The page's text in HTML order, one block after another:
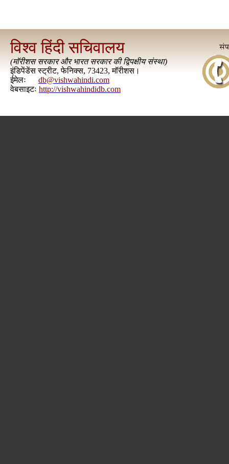
विश्व हिंदी सचिवालय
(मॉरीशस सरकार और भारत सरकार की द्विपक्षीय संस्था)
इंडिपेंडेंस स्ट्रीट, फेनिक्स, 73423, मॉरीशस।
ईमेलः
db@vishwahindi.com
वेबसाइटः http://vishwahindidb.com